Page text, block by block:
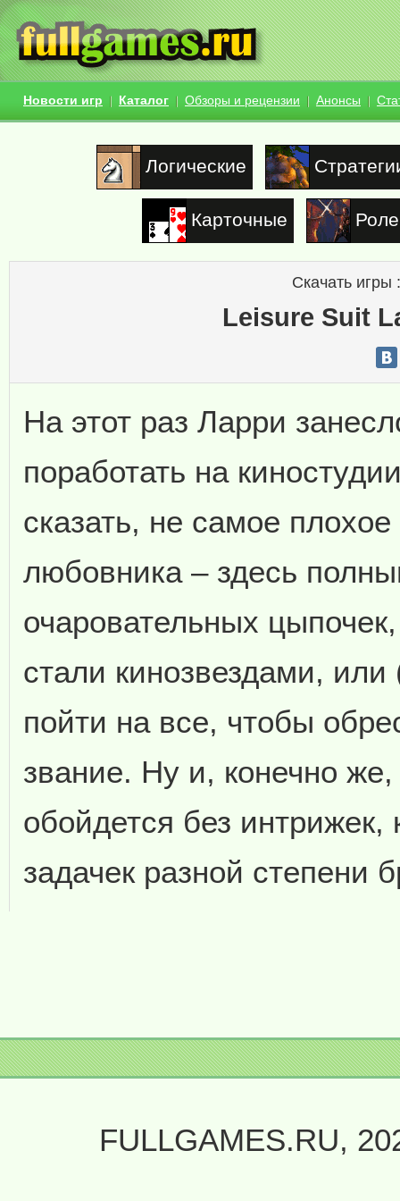
Новости игр Каталог Обзоры и рецензии Анонсы
Логические
Карточные
Скачать игры
Leisure Suit
На этот раз Ларри
поработать на
сказать, не самое
любовника – здесь
очаровательных
стали кинозвездами,
пойти на все, чтобы
звание. Ну и, конечно
обойдется без интрижек,
задачек разной степени
FULLGAMES.RU,